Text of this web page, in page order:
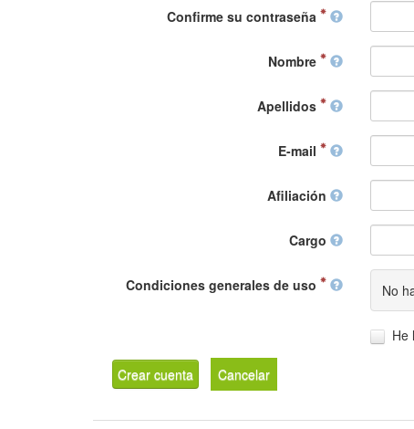
Confirme su contraseña
Nombre
Apellidos
E-mail
Afiliación
Cargo
Condiciones generales de uso No
He
Crear cuenta Cancelar